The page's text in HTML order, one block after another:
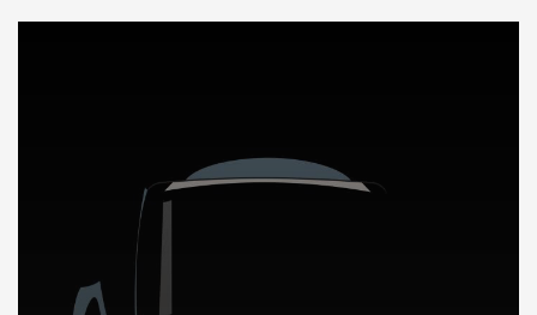
DÉCOUVREZ NOTRE IMPORTATION AUTO en Guinee